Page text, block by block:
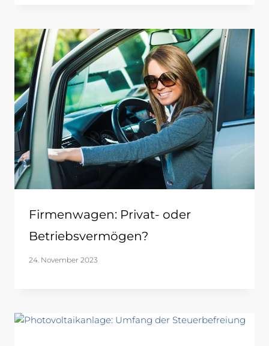
Firmenwagen: Privat- oder
Betriebsvermögen?
24. November 2023